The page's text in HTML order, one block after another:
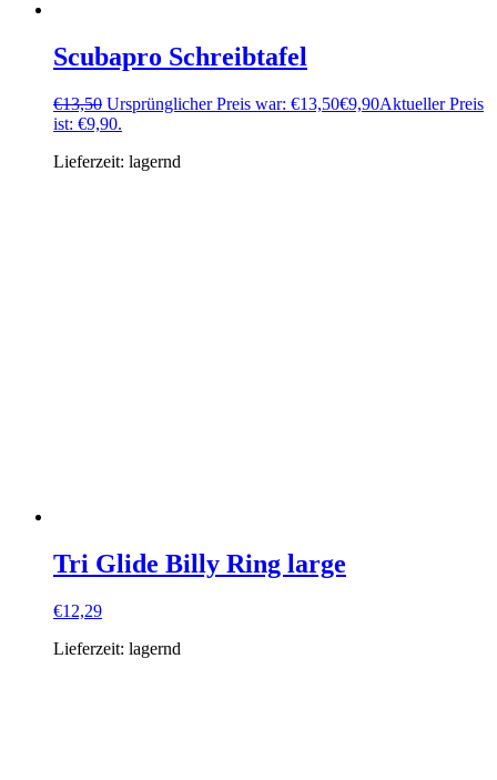
Scubapro Schreibtafel
€13,50 Ursprünglicher Preis war: €13,50€9,90Aktueller Preis
ist: €9,90.
Lieferzeit: lagernd
Tri Glide Billy Ring large
€12,29
Lieferzeit: lagernd